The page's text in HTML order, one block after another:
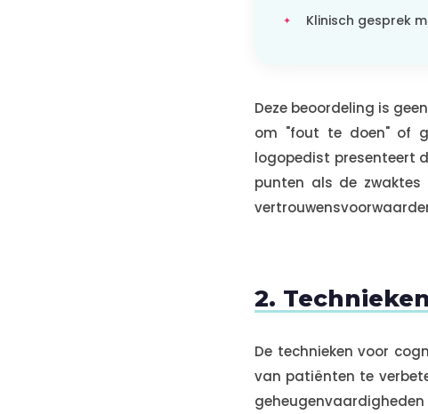
Klinisch gesprek
Deze beoordeling is
om "fout te doen" of
logopedist presenteert
punten als de zwaktes
2.
De technieken voor
van patiënten te